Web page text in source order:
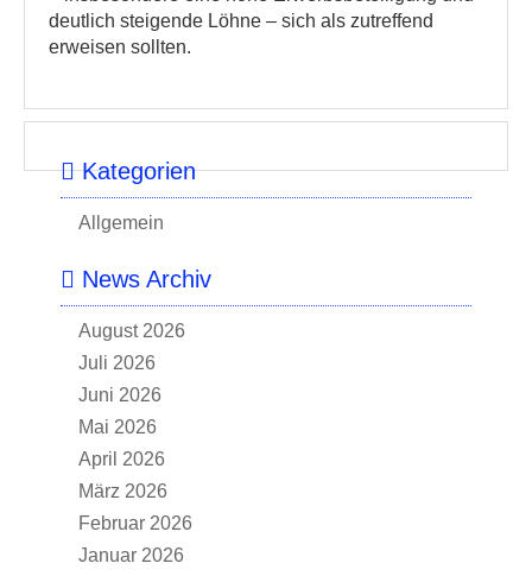
deutlich steigende Löhne – sich als zutreffend
erweisen sollten.
Kategorien
Allgemein
News Archiv
August 2026
Juli 2026
Juni 2026
Mai 2026
April 2026
März 2026
Februar 2026
Januar 2026